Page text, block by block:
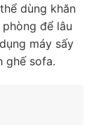
dùng khăn
để lâu
máy sấy
ghế sofa.